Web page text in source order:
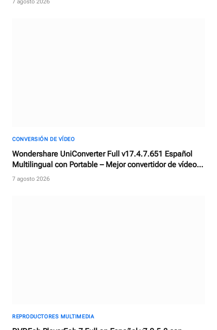
7 agosto 2026
CONVERSIÓN DE VÍDEO
Wondershare UniConverter Full v17.4.7.651 Español
Multilingual con Portable – Mejor convertidor de vídeos
con AI
7 agosto 2026
REPRODUCTORES MULTIMEDIA